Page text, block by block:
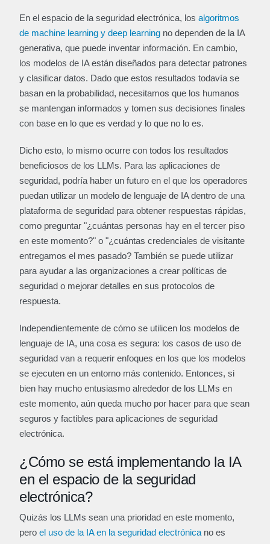
En el espacio de la seguridad electrónica, los algoritmos
de machine learning y deep learning no dependen de la IA
generativa, que puede inventar información. En cambio,
los modelos de IA están diseñados para detectar patrones
y clasificar datos. Dado que estos resultados todavía se
basan en la probabilidad, necesitamos que los humanos
se mantengan informados y tomen sus decisiones finales
con base en lo que es verdad y lo que no lo es.
Dicho esto, lo mismo ocurre con todos los resultados
beneficiosos de los LLMs. Para las aplicaciones de
seguridad, podría haber un futuro en el que los operadores
puedan utilizar un modelo de lenguaje de IA dentro de una
plataforma de seguridad para obtener respuestas rápidas,
como preguntar "¿cuántas personas hay en el tercer piso
en este momento?" o "¿cuántas credenciales de visitante
entregamos el mes pasado? También se puede utilizar
para ayudar a las organizaciones a crear políticas de
seguridad o mejorar detalles en sus protocolos de
respuesta.
Independientemente de cómo se utilicen los modelos de
lenguaje de IA, una cosa es segura: los casos de uso de
seguridad van a requerir enfoques en los que los modelos
se ejecuten en un entorno más contenido. Entonces, si
bien hay mucho entusiasmo alrededor de los LLMs en
este momento, aún queda mucho por hacer para que sean
seguros y factibles para aplicaciones de seguridad
electrónica.
¿Cómo se está implementando la IA
en el espacio de la seguridad
electrónica?
Quizás los LLMs sean una prioridad en este momento,
pero el uso de la IA en la seguridad electrónica no es